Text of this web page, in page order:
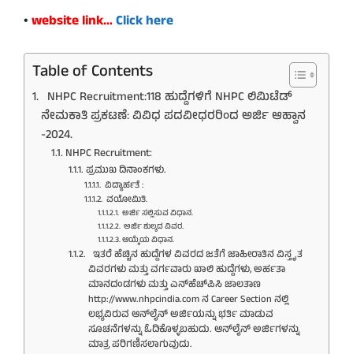
•website link…Click here
Table of Contents
NHPC Recruitment:118 ಹುದ್ದೆಗಳಿಗೆ NHPC ಲಿಮಿಟೆಡ್‌
ನೇಮಕಾತಿ ಪ್ರಕಟಣೆ: ವಿವಿಧ ಪದವೀಧರರಿಂದ ಅರ್ಜಿ ಆಹ್ವಾನ
-2024.
NHPC Recruitment:
ಪ್ರಮುಖ ದಿನಾಂಕಗಳು.
ವಿದ್ಯಾರ್ಹತೆ :
ವಯೋಮಿತಿ.
ಅರ್ಜಿ ಸಲ್ಲಿಸುವ ವಿಧಾನ.
ಅರ್ಜಿ ಶುಲ್ಕದ ವಿವರ.
ಆಯ್ಕೆಯ ವಿಧಾನ.
ಇತರೆ ಹೆಚ್ಚಿನ ಹುದ್ದೆಗಳ ವಿವರದ ಜತೆಗೆ ಜಾಹೀರಾತಿನ ವಿಸ್ತೃತ
ವಿವರಗಳು ಮತ್ತು ವರ್ಗವಾರು ಖಾಲಿ ಹುದ್ದೆಗಳು, ಅರ್ಹತಾ
ಮಾನದಂಡಗಳು ಮತ್ತು ಎನ್‌ಹೆಚ್‌ಪಿಸಿ ಜಾಲತಾಣ
http://www.nhpcindia.com ನ Career Section ನಲ್ಲಿ
ಲಭ್ಯವಿರುವ ಆನ್‌ಲೈನ್‌ ಅರ್ಜಿಯನ್ನು ಭರ್ತಿ ಮಾಡುವ
ಸೂಚನೆಗಳನ್ನು ಓದಿಕೊಳ್ಳಬಹುದು. ಆನ್‌ಲೈನ್ ಅರ್ಜಿಗಳನ್ನು
ಮಾತ್ರ ಪರಿಗಣಿಸಲಾಗುವುದು.